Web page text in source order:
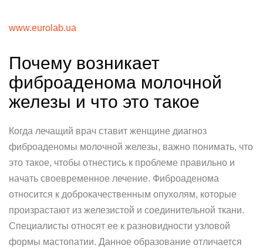
www.eurolab.ua
Почему возникает
фиброаденома молочной
железы и что это такое
Когда лечащий врач ставит женщине диагноз
фиброаденомы молочной железы, важно понимать, что
это такое, чтобы отнестись к проблеме правильно и
начать своевременное лечение. Фиброаденома
относится к доброкачественным опухолям, которые
произрастают из железистой и соединительной ткани.
Специалисты относят ее к разновидности узловой
формы мастопатии. Данное образование отличается